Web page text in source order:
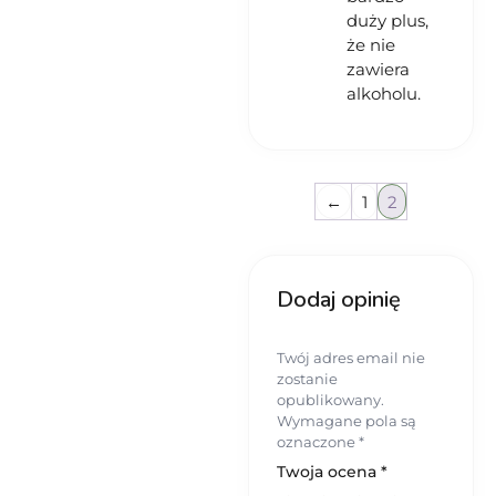
duży plus,
że nie
zawiera
alkoholu.
← 1 2
Dodaj opinię
Twój adres email nie
zostanie
opublikowany.
Wymagane pola są
oznaczone*
Twoja ocena *